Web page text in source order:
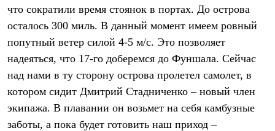
Брюки
Флисовая одежда
Куртки
Брюки
Термобелье
Теплое термобелье
Среднее термобелье
Легкое термобелье
Лёгкая одежда
Футболки
что сократили время стоянок в портах. До острова
осталось 300 миль. В данный момент имеем ровный
попутный ветер силой 4-5 м/с. Это позволяет
надеяться, что 17-го доберемся до Фуншала. Сейчас
над нами в ту сторону острова пролетел самолет, в
котором сидит Дмитрий Стадниченко – новый член
экипажа. В плавании он возьмет на себя камбузные
заботы, а пока будет готовить наш приход –